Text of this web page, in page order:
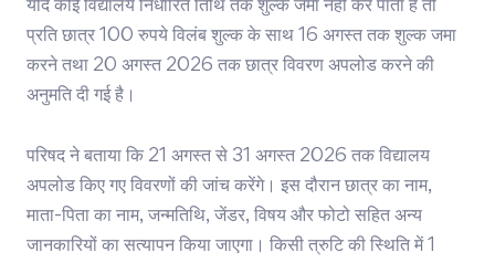
यदि कोई विद्यालय निर्धारित तिथि तक शुल्क जमा नहीं कर पाता है तो
प्रति छात्र 100 रुपये विलंब शुल्क के साथ 16 अगस्त तक शुल्क जमा
करने तथा 20 अगस्त 2026 तक छात्र विवरण अपलोड करने की
अनुमति दी गई है।
परिषद ने बताया कि 21 अगस्त से 31 अगस्त 2026 तक विद्यालय
अपलोड किए गए विवरणों की जांच करेंगे। इस दौरान छात्र का नाम,
माता-पिता का नाम, जन्मतिथि, जेंडर, विषय और फोटो सहित अन्य
जानकारियों का सत्यापन किया जाएगा। किसी त्रुटि की स्थिति में 1